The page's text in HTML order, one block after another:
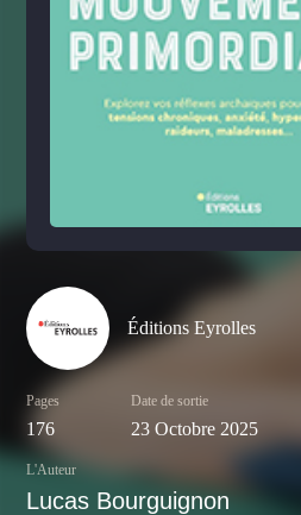
Éditions Eyrolles
Pages
176
Date de sortie
23 Octobre 2025
L'Auteur
Lucas Bourguignon